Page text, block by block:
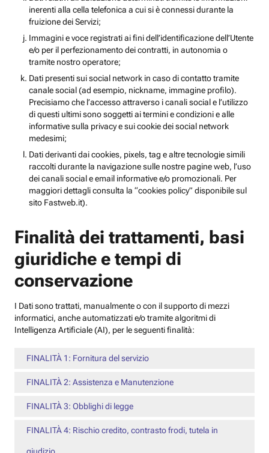
inerenti alla cella telefonica a cui si è connessi durante la
fruizione dei Servizi;
Immagini e voce registrati ai fini dell’identificazione dell’Utente
e/o per il perfezionamento dei contratti, in autonomia o
tramite nostro operatore;
Dati presenti sui social network in caso di contatto tramite
canale social (ad esempio, nickname, immagine profilo).
Precisiamo che l’accesso attraverso i canali social e l’utilizzo
di questi ultimi sono soggetti ai termini e condizioni e alle
informative sulla privacy e sui cookie dei social network
medesimi;
Dati derivanti dai cookies, pixels, tag e altre tecnologie simili
raccolti durante la navigazione sulle nostre pagine web, l’uso
dei canali social e email informative e/o promozionali. Per
maggiori dettagli consulta la “cookies policy” disponibile sul
sito Fastweb.it).
Finalità dei trattamenti, basi
giuridiche e tempi di
conservazione
I Dati sono trattati, manualmente o con il supporto di mezzi
informatici, anche automatizzati e/o tramite algoritmi di
Intelligenza Artificiale (AI), per le seguenti finalità:
FINALITÀ 1: Fornitura del servizio
FINALITÀ 2: Assistenza e Manutenzione
FINALITÀ 3: Obblighi di legge
FINALITÀ 4: Rischio credito, contrasto frodi, tutela in